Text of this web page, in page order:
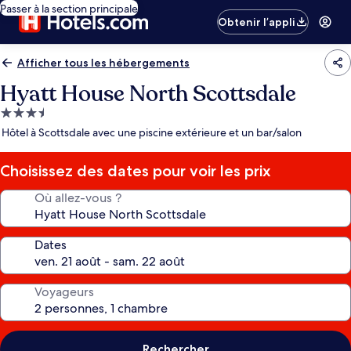
Passer à la section principale
Obtenir l’appli
Afficher tous les hébergements
Hyatt House North Scottsdale
Hébergement
3.5 étoiles
Hôtel à Scottsdale avec une piscine extérieure et un bar/salon
Choisissez des dates pour voir les prix
Où allez-vous ?
Dates
Voyageurs